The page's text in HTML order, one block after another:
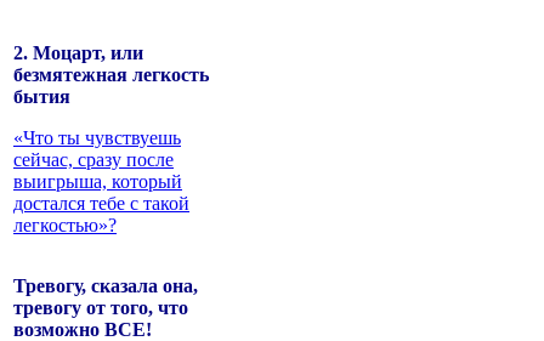
2. Моцарт, или
безмятежная легкость
бытия
«Что ты чувствуешь
сейчас, сразу после
выигрыша, который
достался тебе с такой
легкостью»?
Тревогу, сказала она,
тревогу от того, что
возможно ВСЕ!